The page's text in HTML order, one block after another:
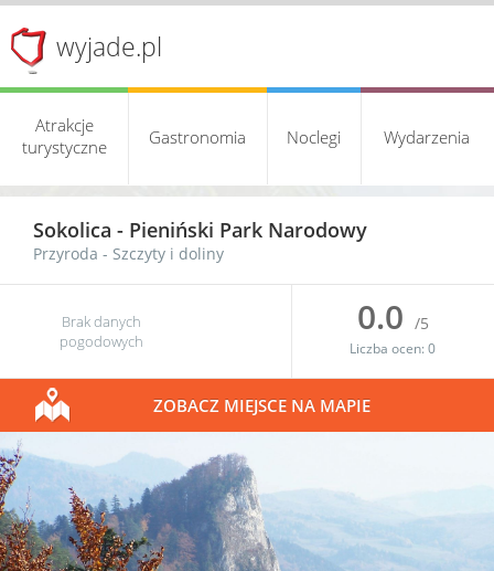
wyjade.pl
Atrakcje
turystyczne
Gastronomia Noclegi Wydarzenia
Sokolica - Pieniński Park Narodowy
Przyroda - Szczyty i doliny
Brak danych
pogodowych
0.0 /5
Liczba ocen:0
ZOBACZ MIEJSCE NA MAPIE